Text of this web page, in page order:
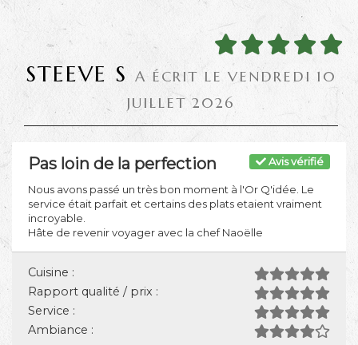
STEEVE S A ÉCRIT LE VENDREDI 10
JUILLET 2026
Avis vérifié
Pas loin de la perfection
Nous avons passé un très bon moment à l'Or Q'idée. Le
service était parfait et certains des plats etaient vraiment
incroyable.
Hâte de revenir voyager avec la chef Naoëlle
Cuisine :
Rapport qualité / prix :
Service :
Ambiance :